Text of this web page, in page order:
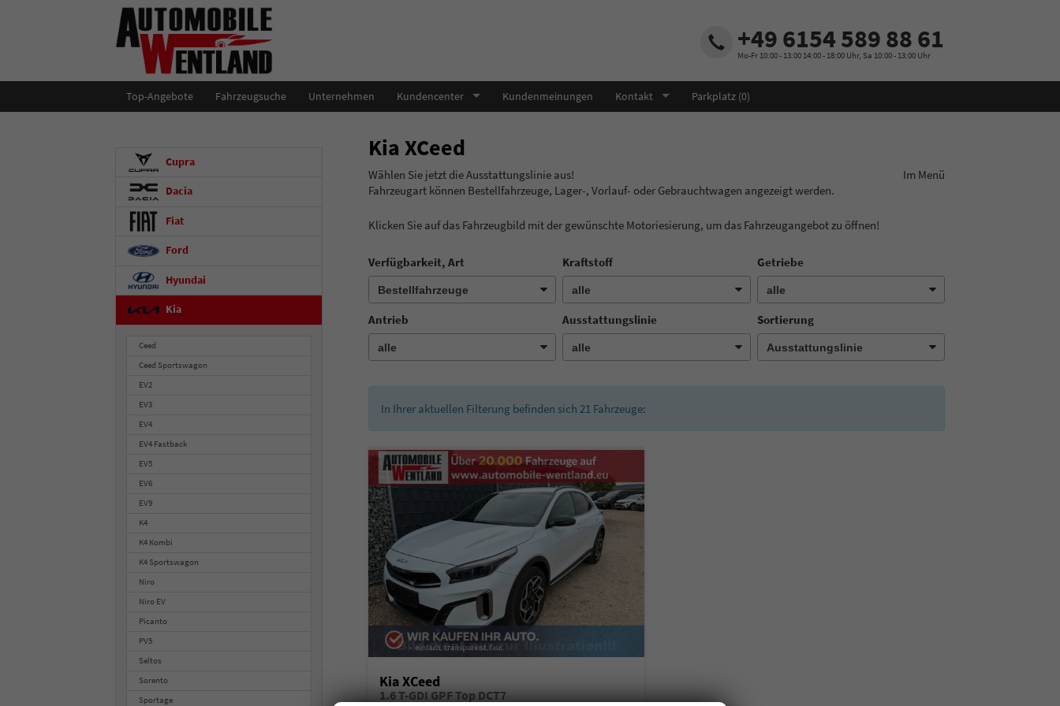
+49 6154 589 88 61
Mo-Fr 10:00 - 13:00 14:00 - 18:00 Uhr, Sa 10:00 - 13:00 Uhr
Top-Angebote Fahrzeugsuche Unternehmen Kundencenter Kundenmeinungen Kontakt Parkplatz (0)
Kia XCeed
Wählen Sie jetzt die Ausstattungslinie aus! Im Menü
Fahrzeugart können Bestellfahrzeuge, Lager-, Vorlauf- oder Gebrauchtwagen angezeigt werden.
Klicken Sie auf das Fahrzeugbild mit der gewünschte Motoriesierung, um das Fahrzeugangebot zu öffnen!
Verfügbarkeit, Art Kraftstoff Getriebe
Antrieb Ausstattungslinie Sortierung
In Ihrer aktuellen Filterung befinden sich 21 Fahrzeuge:
Kia XCeed
1.6 T-GDI GPF Top DCT7
Cupra
Dacia
Fiat
Ford
Hyundai
Kia
Ceed
Ceed Sportswagon
EV2
EV3
EV4
EV4 Fastback
EV5
EV6
EV9
K4
K4 Kombi
K4 Sportswagon
Niro
Niro EV
Picanto
PV5
Seltos
Sorento
Sportage